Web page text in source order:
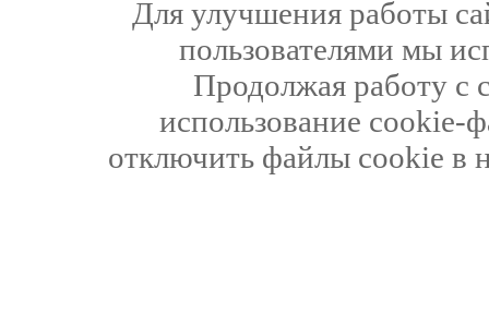
Для улучшения работы
пользователями мы
Продолжая работу с
использование cookie-
отключить файлы cookie в